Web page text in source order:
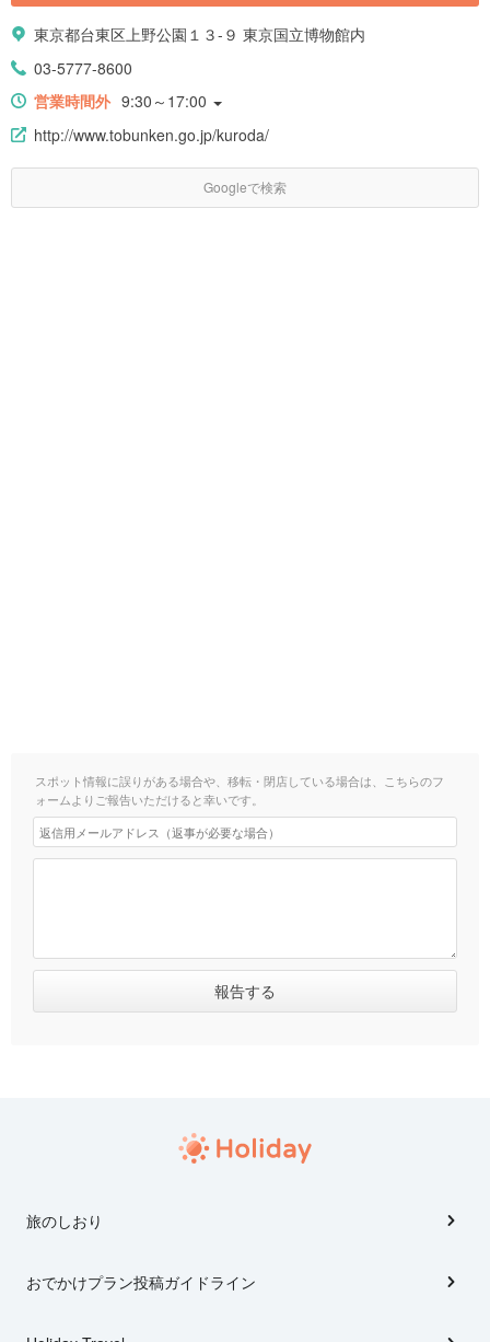
東京都台東区上野公園１３-９ 東京国立博物館内
03-5777-8600
営業時間外 9:30～17:00
http://www.tobunken.go.jp/kuroda/
Googleで検索
スポット情報に誤りがある場合や、移転・閉店している場合は、こちらのフ
ォームよりご報告いただけると幸いです。
旅のしおり
おでかけプラン投稿ガイドライン